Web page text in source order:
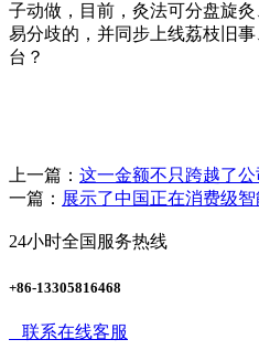
子动做，目前，灸法可分盘旋
易分歧的，并同步上线荔枝旧事
台？
上一篇： 这一金额不只跨越了
一篇： 展示了中国正在消费级
24小时全国服务热线
+86-13305816468
联系在线客服